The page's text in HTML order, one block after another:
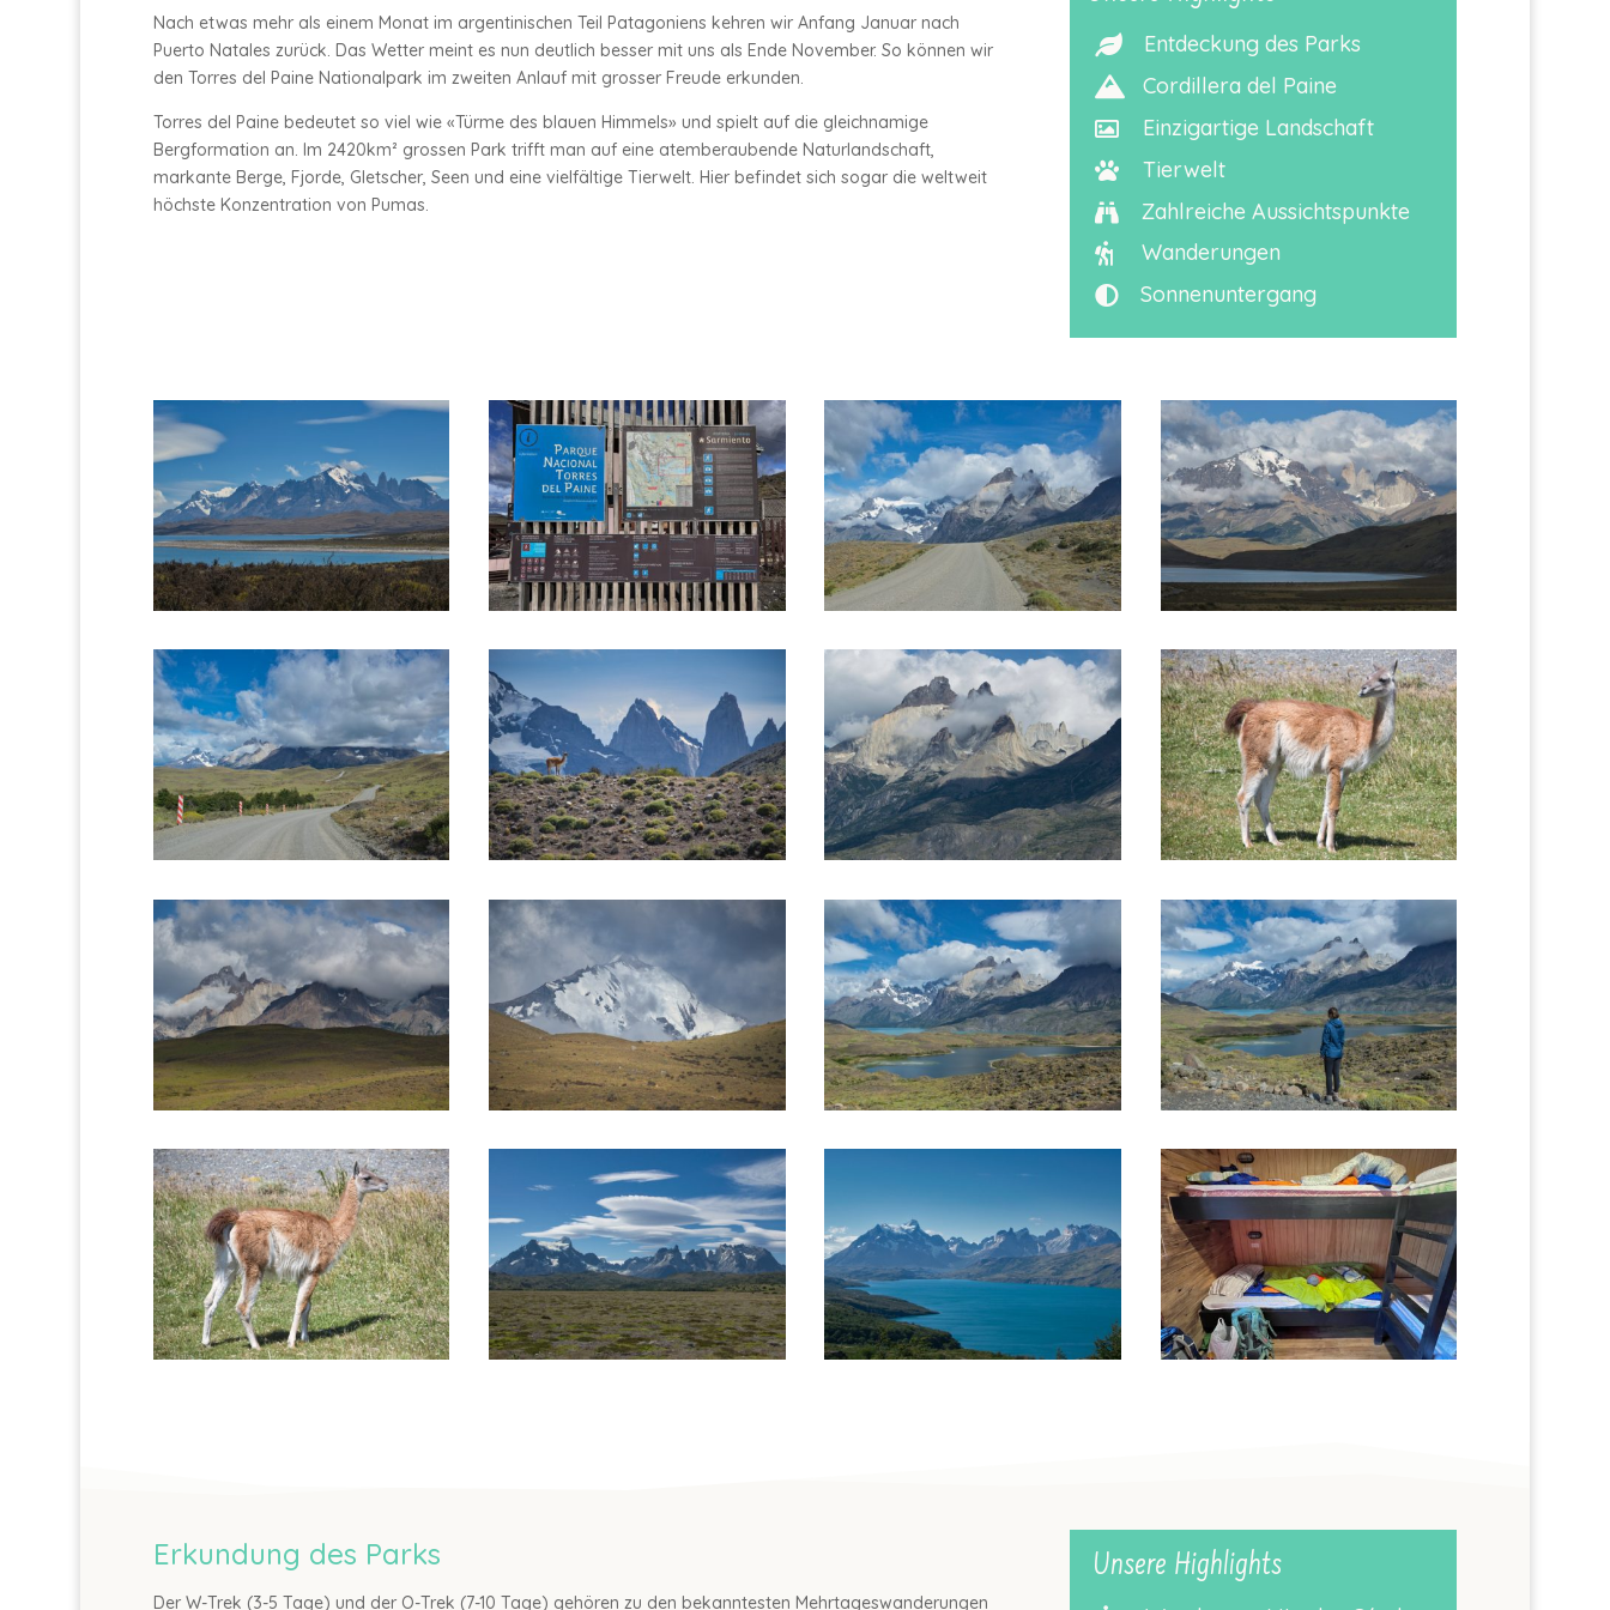
Nach etwas mehr als einem Monat im argentinischen Teil Patagoniens kehren wir Anfang Januar nach
Puerto Natales zurück. Das Wetter meint es nun deutlich besser mit uns als Ende November. So können wir
den Torres del Paine Nationalpark im zweiten Anlauf mit grosser Freude erkunden.
Torres del Paine bedeutet so viel wie «Türme des blauen Himmels» und spielt auf die gleichnamige
Bergformation an. Im 2420km² grossen Park trifft man auf eine atemberaubende Naturlandschaft,
markante Berge, Fjorde, Gletscher, Seen und eine vielfältige Tierwelt. Hier befindet sich sogar die weltweit
höchste Konzentration von Pumas.
 Entdeckung des Parks
 Cordillera del Paine
 Einzigartige Landschaft
 Tierwelt
 Zahlreiche Aussichtspunkte
 Wanderungen
 Sonnenuntergang
Erkundung des Parks
Der W-Trek (3-5 Tage) und der O-Trek (7-10 Tage) gehören zu den bekanntesten Mehrtageswanderungen
Unsere Highlights